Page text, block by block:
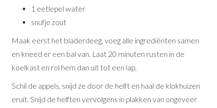
1 eetlepel water
snufje zout
Maak eerst het bladerdeeg, voeg alle ingrediënten samen
en kneed er een bal van. Laat 20 minuten rusten in de
koelkast en rol hem dan uit tot een lap.
Schil de appels, snijd ze door de helft en haal de klokhuizen
eruit. Snijd de helften vervolgens in plakken van ongeveer